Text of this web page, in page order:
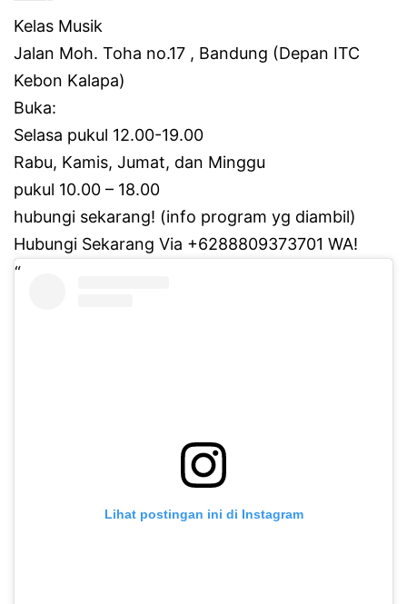
Kelas Musik
Jalan Moh. Toha no.17 , Bandung (Depan ITC
Kebon Kalapa)
Buka:
Selasa pukul 12.00-19.00
Rabu, Kamis, Jumat, dan Minggu
pukul 10.00 – 18.00
hubungi sekarang! (info program yg diambil)
Hubungi Sekarang Via +6288809373701 WA!
Lihat postingan ini di Instagram